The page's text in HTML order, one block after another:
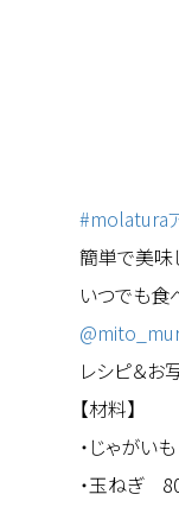
#molatura
簡単で美味
いつでも食
レシピ＆お
【材料】
・じゃが
・玉ねぎ